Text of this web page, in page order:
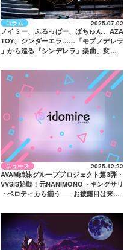
コラム 2025.07.02
ノイミー、ふるっぱー、ばちゅん、AZA
TOY、シンダーエラ……「モブノデレラ
」から巡る『シンデレラ』楽曲、変わら
ニュース 2025.12.22
AVAM姉妹グループプロジェクト第3弾・
VVSiS始動！元NANIMONO・キングサリ
・ベロティカら揃う ——お披露目は来年1